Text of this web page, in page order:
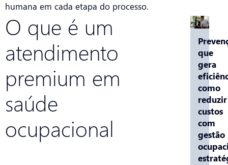
humana em cada etapa do processo.
O que é um
atendimento
premium em
saúde
ocupacional
que
gera
como
reduzir
custos
com
gestão